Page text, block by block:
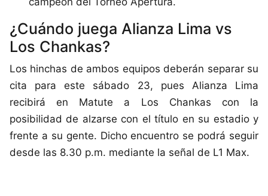
¿Cuándo juega Alianza Lima vs
Los Chankas?
Los hinchas de ambos equipos deberán separar su
cita para este sábado 23, pues Alianza Lima
recibirá en Matute a Los Chankas con la
posibilidad de alzarse con el título en su estadio y
frente a su gente. Dicho encuentro se podrá seguir
desde las 8.30 p.m. mediante la señal de L1 Max.